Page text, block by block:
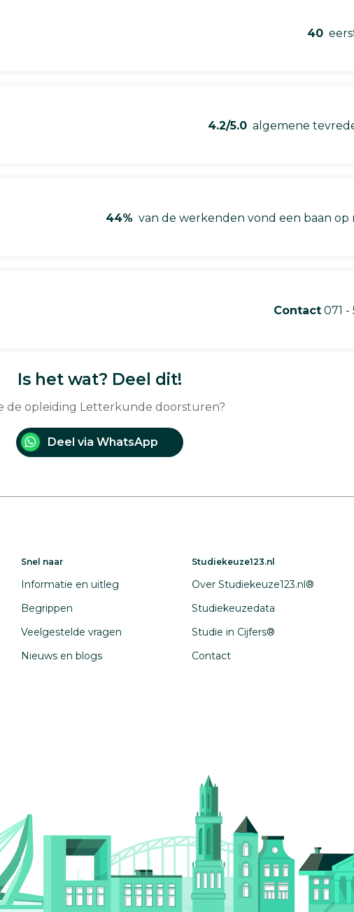
40
4.2/5.0 algemene
44% van de werkenden vond een baan op
Contact 071 -
Is het wat? Deel dit!
de opleiding Letterkunde doorsturen?
Deel via WhatsApp
Snel naar
Informatie en uitleg
Begrippen
Veelgestelde vragen
Nieuws en blogs
Studiekeuze123.nl
Over Studiekeuze123.nl®
Studiekeuzedata
Studie in Cijfers®
Contact